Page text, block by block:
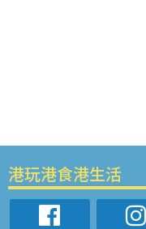
港玩港食港生活